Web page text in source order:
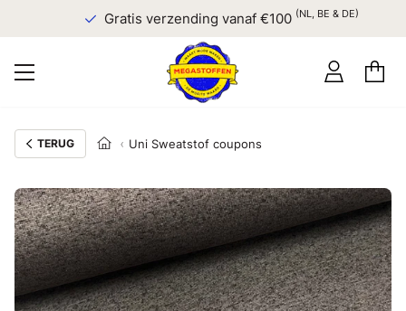
Gratis verzending vanaf €100(NL, BE & DE)
TERUG Uni Sweatstof coupons